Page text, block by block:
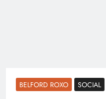
BELFORD ROXO SOCIAL